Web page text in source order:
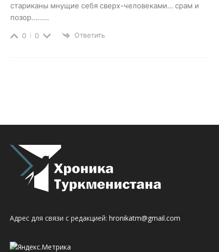
стариканы мнущие себя сверх-человеками… срам и
позор………
0 0 Ответить
Адрес для связи с редакцией: hronikatm@gmail.com